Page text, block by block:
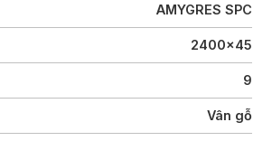
AMYGRES SPC
2400x45
9
Vân gỗ